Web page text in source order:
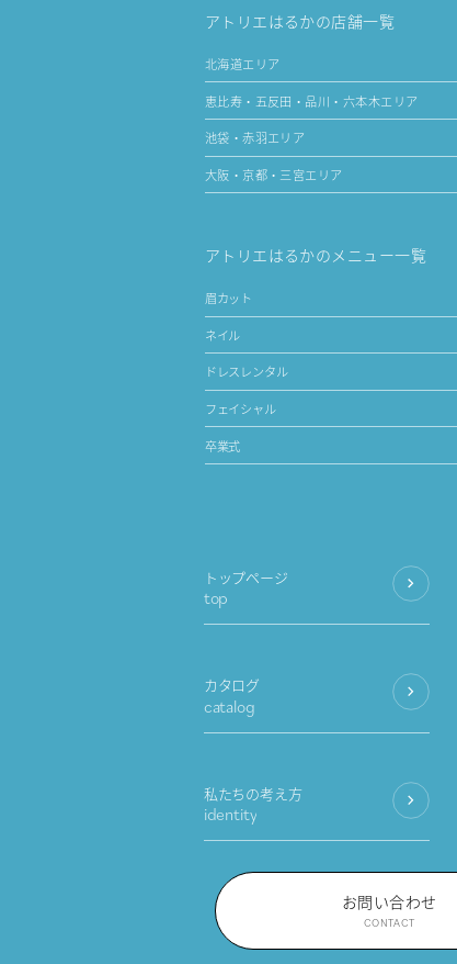
アトリエはるかの店舗一覧
北海道エリア
恵比寿・五反田・品川・六本木エリア
池袋・赤羽エリア
大阪・京都・三宮エリア
アトリエはるかのメニュー一覧
眉カット
ネイル
ドレスレンタル
フェイシャル
卒業式
トップページ
top
カタログ
catalog
私たちの考え方
identity
お問い合わせ
CONTACT